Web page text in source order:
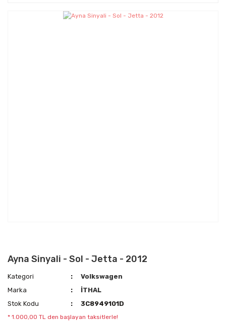
Ayna Sinyali - Sol - Jetta - 2012
Kategori
Volkswagen
Marka
İTHAL
Stok Kodu
3C8949101D
* 1.000,00 TL den başlayan taksitlerle!